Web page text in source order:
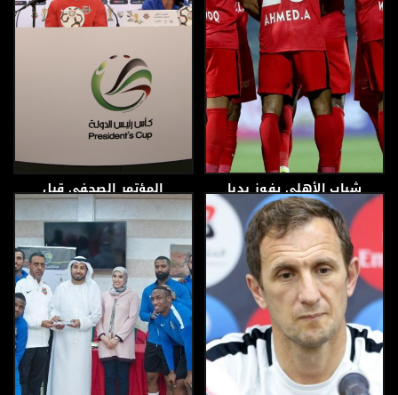
شباب الأهلي يفوز بدبا
وينتقل إلى المركز الثاني
في الترتيب الثاني
6 أبريل، 2019
المؤتمر الصحفي قبل
المباراة النهائية لكأس
رئيس دولة الإمارات
العربية المتحدة
4 أبريل، 2019